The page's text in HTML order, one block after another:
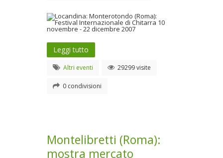
Leggi tutto
Altri eventi 29299 visite
0 condivisioni
Montelibretti (Roma):
mostra mercato